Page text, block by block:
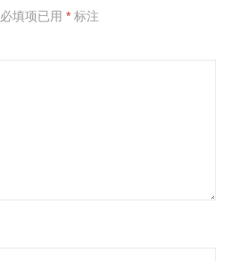
必填项已用 *标注